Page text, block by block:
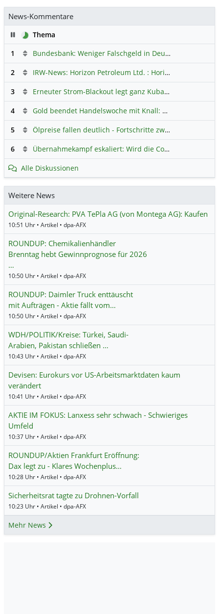
News-Kommentare
PauseThema
1
Bundesbank: Weniger Falschgeld in Deutschland
2 IRW-News: Horizon Petroleum Ltd. : Horizon Petroleum beginnt mit der Testförderung im Projekt Lachowice in Polen und schließt die Platzierung einer überzeichneten Wandelanleihe ab
3 Erneuter Strom-Blackout legt ganz Kuba lahm
4 Gold beendet Handelswoche mit Knall: Barrick Mining – Ist diese Aktie wieder ein Kauf?
5 Ölpreise fallen deutlich - Fortschritte zwischen USA und Iran belasten
6 Übernahmekampf eskaliert: Wird die Commerzbank italienisch?
Alle Diskussionen
Weitere News
Original-Research: PVA TePla AG (von Montega AG): Kaufen
10:51 Uhr • Artikel • dpa-AFX
ROUNDUP: Chemikalienhändler
Brenntag hebt Gewinnprognose für 2026
…
10:50 Uhr • Artikel • dpa-AFX
ROUNDUP: Daimler Truck enttäuscht
mit Aufträgen - Aktie fällt vom…
10:50 Uhr • Artikel • dpa-AFX
WDH/POLITIK/Kreise: Türkei, Saudi-
Arabien, Pakistan schließen …
10:43 Uhr • Artikel • dpa-AFX
Devisen: Eurokurs vor US-Arbeitsmarktdaten kaum
verändert
10:41 Uhr • Artikel • dpa-AFX
AKTIE IM FOKUS: Lanxess sehr schwach - Schwieriges
Umfeld
10:37 Uhr • Artikel • dpa-AFX
ROUNDUP/Aktien Frankfurt Eröffnung:
Dax legt zu - Klares Wochenplus…
10:28 Uhr • Artikel • dpa-AFX
Sicherheitsrat tagte zu Drohnen-Vorfall
10:23 Uhr • Artikel • dpa-AFX
Mehr News